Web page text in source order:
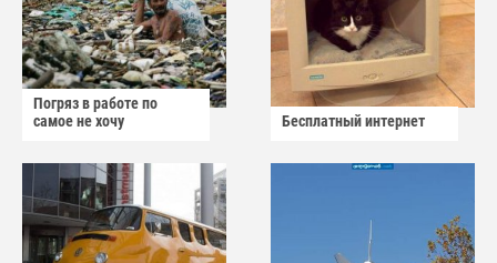
Погряз в работе по
самое не хочу
Бесплатный интернет